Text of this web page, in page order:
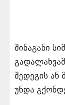
შინაგანი
შედეგის ან
უნდა